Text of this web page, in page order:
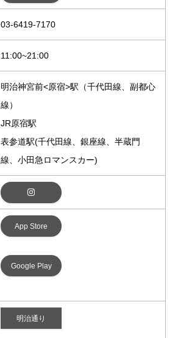
03-6419-7170
11:00~21:00
明治神宮前<原宿>駅（千代田線、副都心
線）
JR原宿駅
表参道駅(千代田線、銀座線、半蔵門
線、小田急ロマンスカー)
App Store
Google Play
明治通り